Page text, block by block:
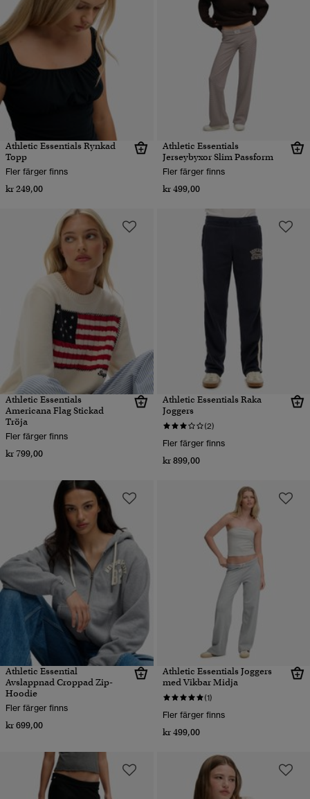
Athletic Essentials Rynkad
Topp
Fler färger finns
kr 249,00
Athletic Essentials
Jerseybyxor Slim Passform
Fler färger finns
kr 499,00
Athletic Essentials
Americana Flag Stickad
Tröja
Fler färger finns
kr 799,00
Athletic Essentials Raka
Joggers
(2)
Fler färger finns
kr 899,00
Athletic Essential
Avslappnad Croppad Zip-
Hoodie
Fler färger finns
kr 699,00
Athletic Essentials Joggers
med Vikbar Midja
(1)
Fler färger finns
kr 499,00